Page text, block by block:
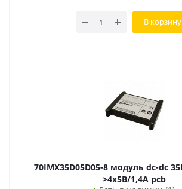
В корзину
70IMX35D05D05-8 модуль dc-dc 35Вт: 40...121В-
>4х5В/1,4А pcb